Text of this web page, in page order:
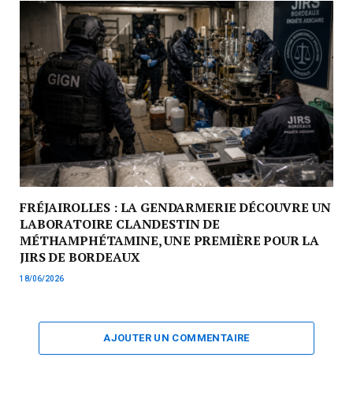
FRÉJAIROLLES : LA GENDARMERIE DÉCOUVRE UN
LABORATOIRE CLANDESTIN DE
MÉTHAMPHÉTAMINE, UNE PREMIÈRE POUR LA
JIRS DE BORDEAUX
18/06/2026
AJOUTER UN COMMENTAIRE